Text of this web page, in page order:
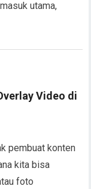
utama,
Video di
pembuat konten
kita bisa
foto